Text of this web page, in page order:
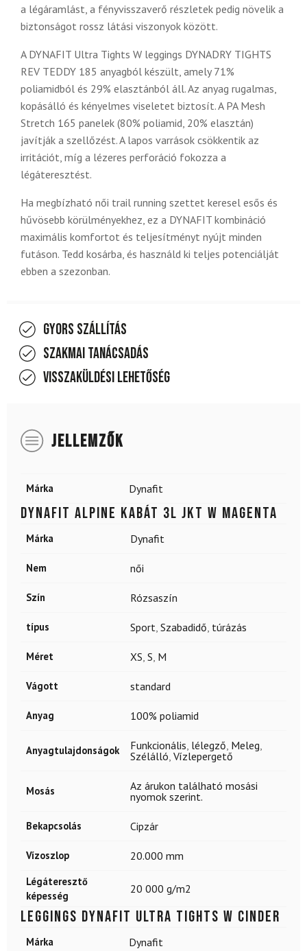
a légáramlást, a fényvisszaverő részletek pedig növelik a
biztonságot rossz látási viszonyok között.
A DYNAFIT Ultra Tights W leggings DYNADRY TIGHTS
REV TEDDY 185 anyagból készült, amely 71%
poliamidból és 29% elasztánból áll. Az anyag rugalmas,
kopásálló és kényelmes viseletet biztosít. A PA Mesh
Stretch 165 panelek (80% poliamid, 20% elasztán)
javítják a szellőzést. A lapos varrások csökkentik az
irritációt, míg a lézeres perforáció fokozza a
légáteresztést.
Ha megbízható női trail running szettet keresel esős és
hűvösebb körülményekhez, ez a DYNAFIT kombináció
maximális komfortot és teljesítményt nyújt minden
futáson. Tedd kosárba, és használd ki teljes potenciálját
ebben a szezonban.
Gyors szállítás
Szakmai tanácsadás
Visszaküldési lehetőség
JELLEMZŐK
Márka Dynafit
DYNAFIT Alpine kabát 3L JKT W Magenta
Márka Dynafit
Nem női
Szín Rózsaszín
típus Sport Szabadidő túrázás
Méret XS S M
Vágott standard
Anyag 100% poliamid
Anyagtulajdonságok Funkcionális lélegző Meleg
Szélálló Vízlepergető
Mosás
Az árukon található mosási
nyomok szerint.
Bekapcsolás Cipzár
Vízoszlop 20.000 mm
Légáteresztő
képesség
20 000 g/m2
Leggings DYNAFIT Ultra Tights W Cinder
Márka Dynafit